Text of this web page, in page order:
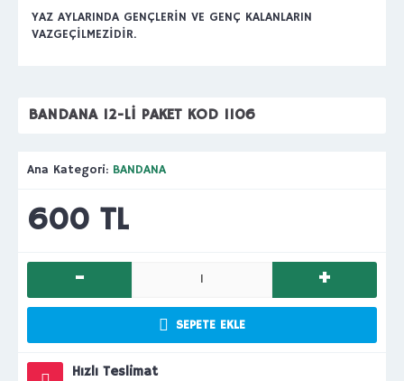
YAZ AYLARINDA GENÇLERİN VE GENÇ KALANLARIN
VAZGEÇİLMEZİDİR.
BANDANA 12-Lİ PAKET KOD 1106
Ana Kategori: BANDANA
600 TL
- +
SEPETE EKLE
Hızlı Teslimat